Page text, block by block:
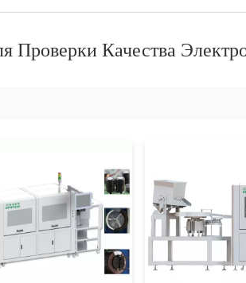
Проверки Качества